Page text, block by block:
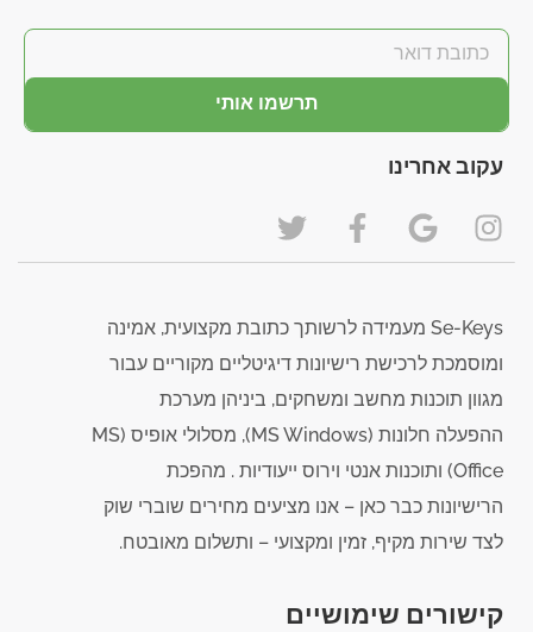
תרשמו אותי
עקוב אחרינו
Se-Keys מעמידה לרשותך כתובת מקצועית, אמינה
ומוסמכת לרכישת רישיונות דיגיטליים מקוריים עבור
מגוון תוכנות מחשב ומשחקים, ביניהן מערכת
ההפעלה חלונות (MS Windows), מסלולי אופיס (MS
Office) ותוכנות אנטי וירוס ייעודיות . מהפכת
הרישיונות כבר כאן – אנו מציעים מחירים שוברי שוק
לצד שירות מקיף, זמין ומקצועי – ותשלום מאובטח.
קישורים שימושיים